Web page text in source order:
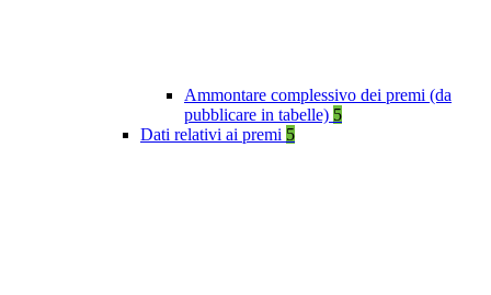
Ammontare complessivo dei premi (da
pubblicare in tabelle) 5
Dati relativi ai premi 5